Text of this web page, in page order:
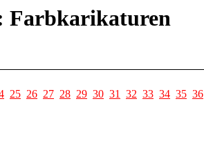
Farbkarikaturen
25 26 27 28 29 30 31 32 33 34 35 36